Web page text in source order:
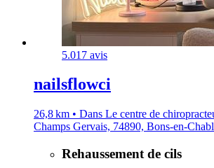
5.017 avis
nailsflowci
26,8 km • Dans Le centre de
Champs Gervais, 74890, Bons-en-
Rehaussement de cils